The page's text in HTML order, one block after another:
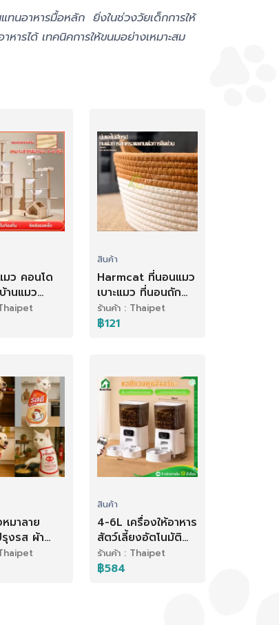
ทนอาหารมื้อหลัก ยิ่งในช่วงวัยเด็กการให้
หารได้ เทคนิคการให้ขนมอย่างเหมาะสม
มว คอนโด
านแมว
หมาะ
ยงน้องแมว
สินค้า
Harmcat ที่นอนแมว
เบาะแมว ที่นอนถัก
เบาะนิ่ม ระบายอากาศ
ดี ให้ความอบอุ่น สําห
ร้านค้า : Thaipet
฿121
มาลาย
งรส ผ้า
นสดใส
สินค้า
4-6L เครื่องให้อาหาร
สัตว์เลี้ยงอัตโนมัติ
รองรับWiFi & APP
เครื่องให้อาหาร
ร้านค้า : Thaipet
฿584